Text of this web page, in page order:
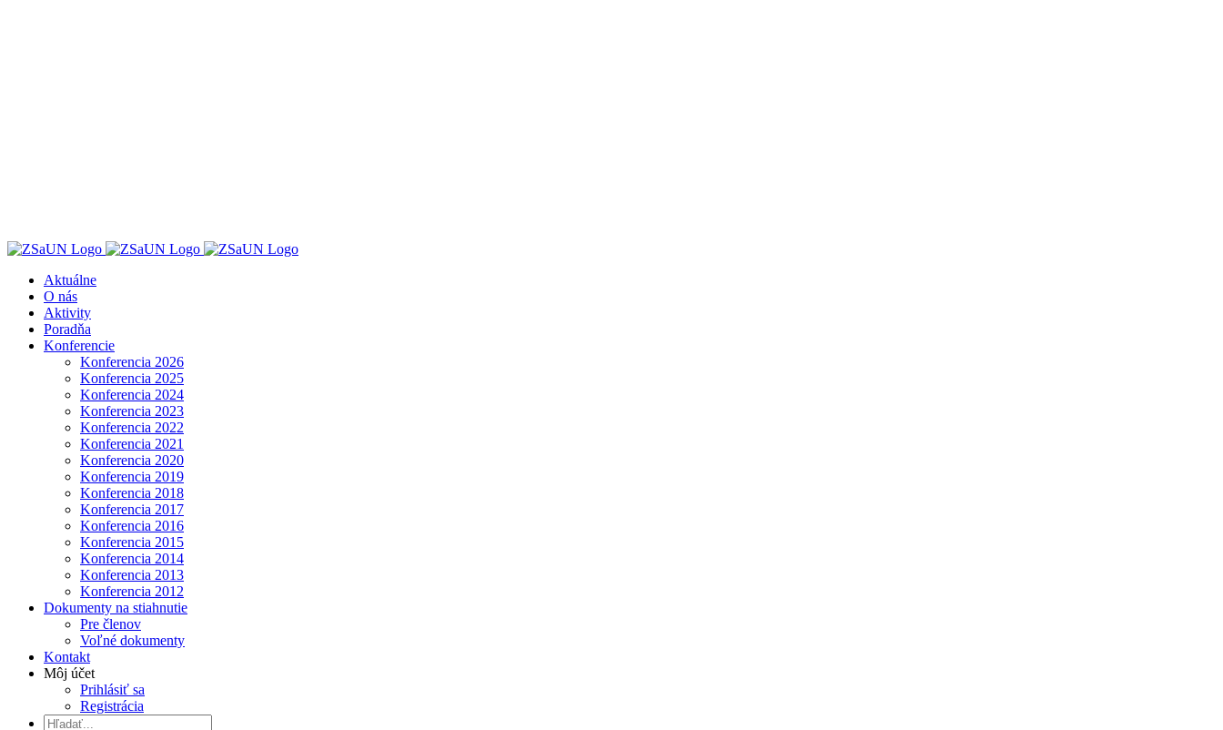
Aktuálne
O nás
Aktivity
Poradňa
Konferencie
Konferencia 2026
Konferencia 2025
Konferencia 2024
Konferencia 2023
Konferencia 2022
Konferencia 2021
Konferencia 2020
Konferencia 2019
Konferencia 2018
Konferencia 2017
Konferencia 2016
Konferencia 2015
Konferencia 2014
Konferencia 2013
Konferencia 2012
Dokumenty na stiahnutie
Pre členov
Voľné dokumenty
Kontakt
Môj účet
Prihlásiť sa
Registrácia
Hľadať: